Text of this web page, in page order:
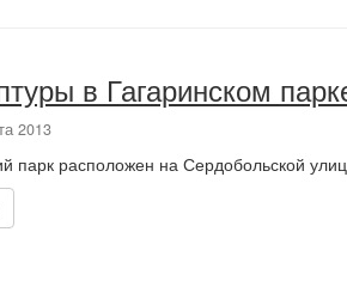
в Гагаринском
2013
парк расположен на Сердобольской